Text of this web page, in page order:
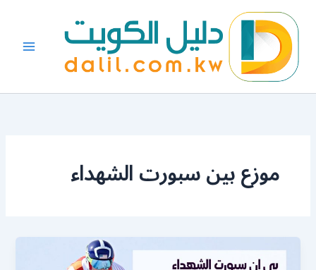
المحتوى
موزع بين سبورت الشهداء